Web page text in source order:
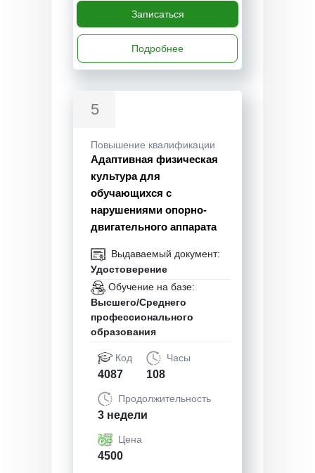
Записаться
Подробнее
5
Повышение квалификации
Адаптивная физическая
культура для
обучающихся с
нарушениями опорно-
двигательного аппарата
Выдаваемый документ:
Удостоверение
Обучение на базе:
Высшего/Среднего
профессионального
образования
Код
4087
Часы
108
Продолжительность
3 недели
Цена
4500